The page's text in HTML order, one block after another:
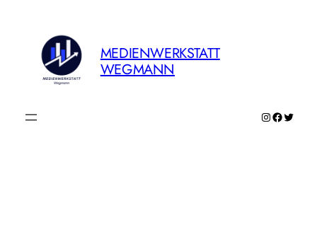
MEDIENWERKSTATT
WEGMANN
Instagram